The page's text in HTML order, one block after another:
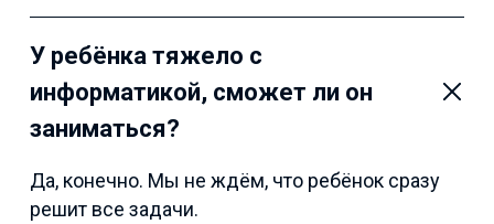
У ребёнка тяжело с
информатикой, сможет ли он
заниматься?
Да, конечно. Мы не ждём, что ребёнок сразу
решит все задачи.